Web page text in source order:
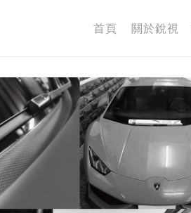
首頁 關於銳視